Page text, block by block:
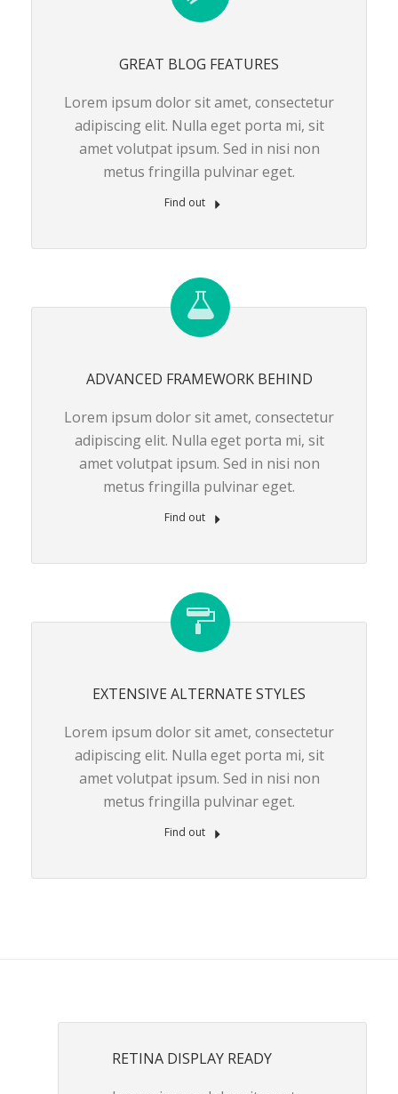
GREAT BLOG FEATURES
Lorem ipsum dolor sit amet, consectetur
adipiscing elit. Nulla eget porta mi, sit
amet volutpat ipsum. Sed in nisi non
metus fringilla pulvinar eget.
Find out
ADVANCED FRAMEWORK BEHIND
Lorem ipsum dolor sit amet, consectetur
adipiscing elit. Nulla eget porta mi, sit
amet volutpat ipsum. Sed in nisi non
metus fringilla pulvinar eget.
Find out
EXTENSIVE ALTERNATE STYLES
Lorem ipsum dolor sit amet, consectetur
adipiscing elit. Nulla eget porta mi, sit
amet volutpat ipsum. Sed in nisi non
metus fringilla pulvinar eget.
Find out
RETINA DISPLAY READY